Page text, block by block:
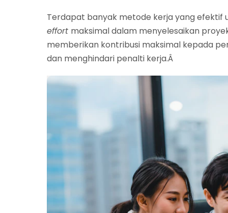
Terdapat banyak metode kerja yang efektif
effort maksimal dalam menyelesaikan
memberikan kontribusi maksimal kepada
dan menghindari penalti kerja.Â